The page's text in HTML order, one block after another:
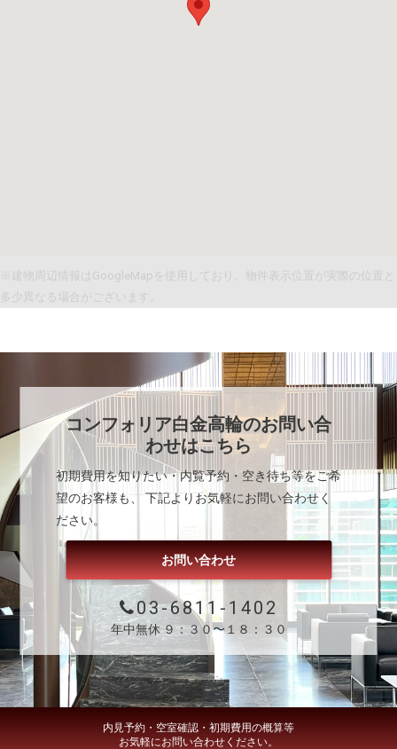
※建物周辺情報はGoogleMapを使用しており、物件表示位置が実際の位置と
多少異なる場合がございます。
コンフォリア白金高輪のお問い合
わせはこちら
初期費用を知りたい・内覧予約・空き待ち等をご希
望のお客様も、 下記よりお気軽にお問い合わせく
ださい。
お問い合わせ
03-6811-1402
年中無休 ９：３０〜１８：３０
内見予約・空室確認・初期費用の概算等
お気軽にお問い合わせください。